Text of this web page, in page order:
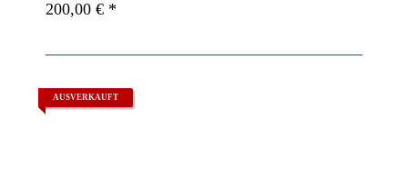
200,00 € *
AUSVERKAUFT